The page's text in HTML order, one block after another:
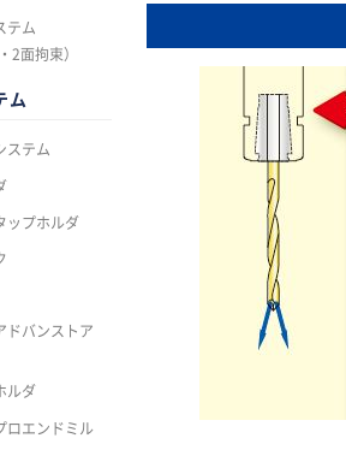
テム
2面拘束）
ム
ステム
ップホルダ
ドバンストア
ルダ
ロエンドミル